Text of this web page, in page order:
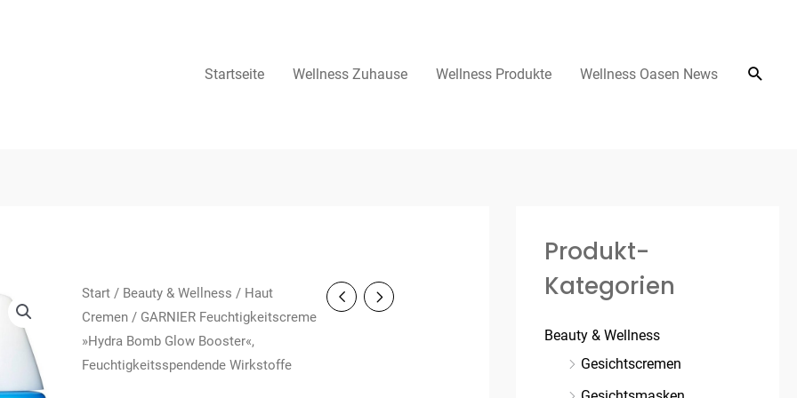
Startseite Wellness Zuhause Wellness Produkte Wellness Oasen News
Start/ Beauty & Wellness / Haut
Cremen/ GARNIER Feuchtigkeitscreme
»Hydra Bomb Glow Booster«,
Feuchtigkeitsspendende Wirkstoffe
Produkt-
Kategorien
Beauty & Wellness
Gesichtscremen